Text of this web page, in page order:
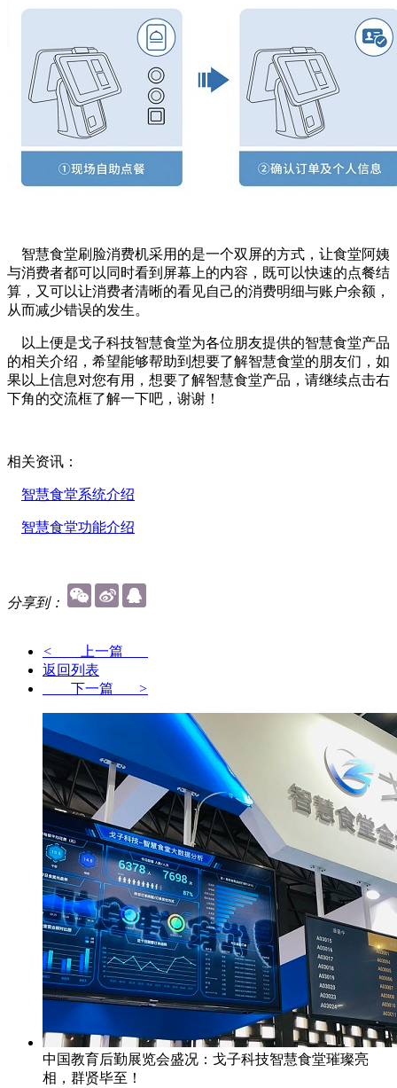
智慧食堂刷脸消费机采用的是一个双屏的方式，让食堂阿姨
与消费者都可以同时看到屏幕上的内容，既可以快速的点餐结
算，又可以让消费者清晰的看见自己的消费明细与账户余额，
从而减少错误的发生。
以上便是戈子科技智慧食堂为各位朋友提供的智慧食堂产品
的相关介绍，希望能够帮助到想要了解智慧食堂的朋友们，如
果以上信息对您有用，想要了解智慧食堂产品，请继续点击右
下角的交流框了解一下吧，谢谢！
相关资讯：
智慧食堂系统介绍
智慧食堂功能介绍
分享到：
< 上一篇
返回列表
下一篇 >
中国教育后勤展览会盛况：戈子科技智慧食堂璀璨亮
相，群贤毕至！